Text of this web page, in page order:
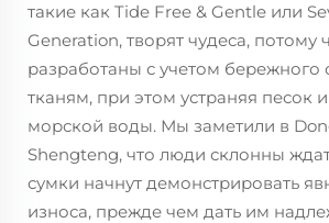
такие как Tide Free & Gentle или
Generation, творят чудеса, потому
разработаны с учетом
тканям, при этом устраняя песок
морской воды. Мы заметили в
Shengteng, что люди склонны
сумки начнут демонстрировать
износа, прежде чем дать им